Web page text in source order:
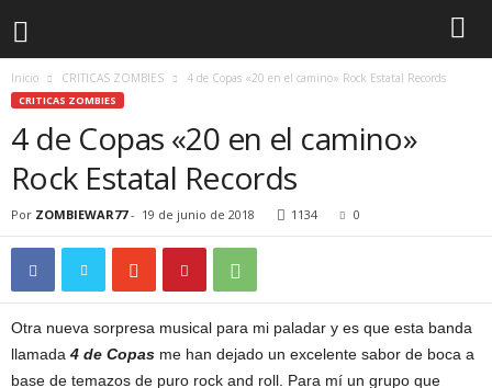
Inicio CRITICAS ZOMBIES 4 de Copas «20 en el camino» Rock Estatal Records
CRITICAS ZOMBIES
4 de Copas «20 en el camino»
Rock Estatal Records
Por ZOMBIEWAR77- 19 de junio de 2018 1134 0
Otra nueva sorpresa musical para mi paladar y es que esta banda
llamada 4 de Copas me han dejado un excelente sabor de boca a
base de temazos de puro rock and roll. Para mí un grupo que